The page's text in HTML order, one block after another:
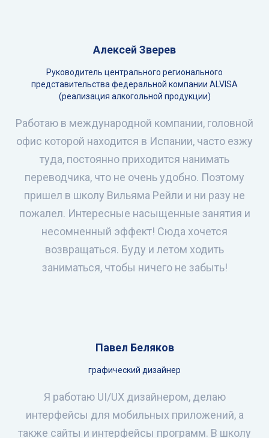
Алексей Зверев
Руководитель центрального регионального
представительства федеральной компании ALVISA
(реализация алкогольной продукции)
Работаю в международной компании, головной
офис которой находится в Испании, часто езжу
туда, постоянно приходится нанимать
переводчика, что не очень удобно. Поэтому
пришел в школу Вильяма Рейли и ни разу не
пожалел. Интересные насыщенные занятия и
несомненный эффект! Сюда хочется
возвращаться. Буду и летом ходить
заниматься, чтобы ничего не забыть!
Павел Беляков
графический дизайнер
Я работаю UI/UX дизайнером, делаю
интерфейсы для мобильных приложений, а
также сайты и интерфейсы программ. В школу